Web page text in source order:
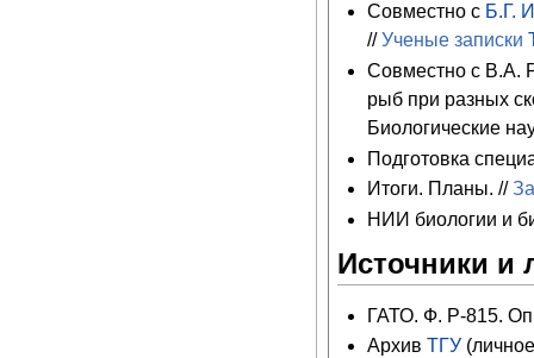
Совместно с Б.Г.
// Ученые записки
Совместно с В.А.
рыб при разных
Биологические
Подготовка
Итоги. Планы. //
НИИ биологии и
Источники и
ГАТО. Ф. Р-815.
АрхивТГУ